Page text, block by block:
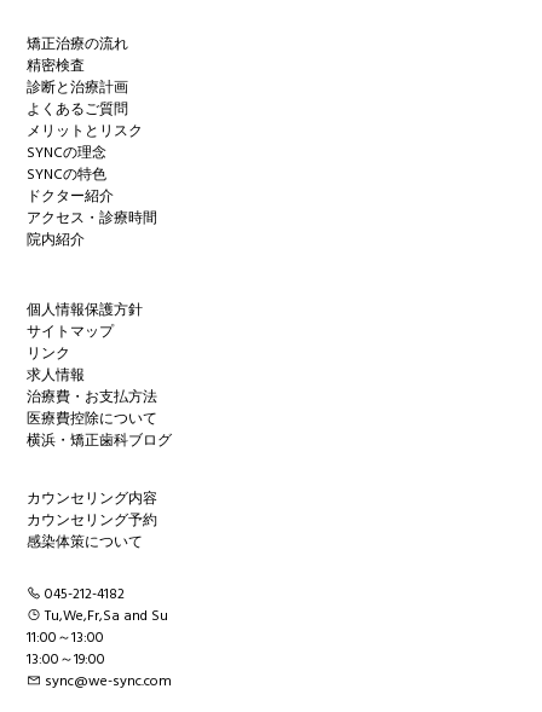
矯正治療の流れ
精密検査
診断と治療計画
よくあるご質問
メリットとリスク
SYNCの理念
SYNCの特色
ドクター紹介
アクセス・診療時間
院内紹介
個人情報保護方針
サイトマップ
リンク
求人情報
治療費・お支払方法
医療費控除について
横浜・矯正歯科ブログ
カウンセリング内容
カウンセリング予約
感染体策について
045-212-4182
Tu,We,Fr,Sa and Su
11:00～13:00
13:00～19:00
sync@we-sync.com